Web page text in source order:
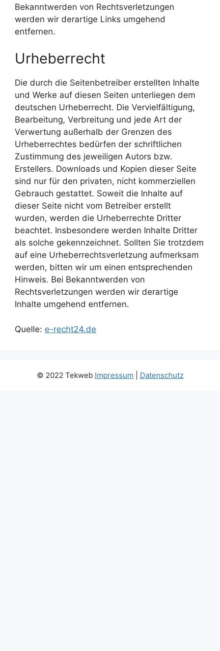
Bekanntwerden von Rechtsverletzungen
werden wir derartige Links umgehend
entfernen.
Urheberrecht
Die durch die Seitenbetreiber erstellten Inhalte
und Werke auf diesen Seiten unterliegen dem
deutschen Urheberrecht. Die Vervielfältigung,
Bearbeitung, Verbreitung und jede Art der
Verwertung außerhalb der Grenzen des
Urheberrechtes bedürfen der schriftlichen
Zustimmung des jeweiligen Autors bzw.
Erstellers. Downloads und Kopien dieser Seite
sind nur für den privaten, nicht kommerziellen
Gebrauch gestattet. Soweit die Inhalte auf
dieser Seite nicht vom Betreiber erstellt
wurden, werden die Urheberrechte Dritter
beachtet. Insbesondere werden Inhalte Dritter
als solche gekennzeichnet. Sollten Sie trotzdem
auf eine Urheberrechtsverletzung aufmerksam
werden, bitten wir um einen entsprechenden
Hinweis. Bei Bekanntwerden von
Rechtsverletzungen werden wir derartige
Inhalte umgehend entfernen.
Quelle: e-recht24.de
© 2022 Tekweb Impressum Datenschutz